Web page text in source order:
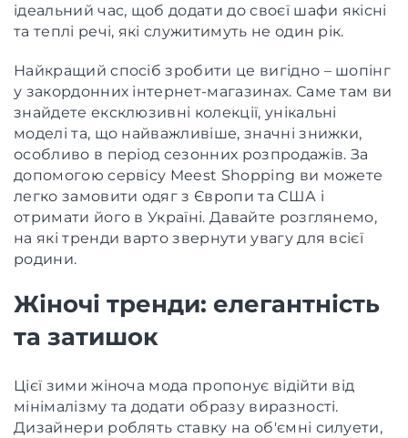
ідеальний час, щоб додати до своєї шафи якісні
та теплі речі, які служитимуть не один рік.
Найкращий спосіб зробити це вигідно – шопінг
у закордонних інтернет-магазинах. Саме там ви
знайдете ексклюзивні колекції, унікальні
моделі та, що найважливіше, значні знижки,
особливо в період сезонних розпродажів. За
допомогою сервісу Meest Shopping ви можете
легко замовити одяг з Європи та США і
отримати його в Україні. Давайте розглянемо,
на які тренди варто звернути увагу для всієї
родини.
Жіночі тренди: елегантність
та затишок
Цієї зими жіноча мода пропонує відійти від
мінімалізму та додати образу виразності.
Дизайнери роблять ставку на об'ємні силуети,